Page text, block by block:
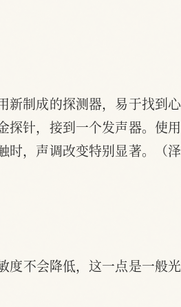
新制成的探测器，易于找到心
针，接到一个发声器。使用
时，声调改变特别显著。（泽
度不会降低，这一点是一般光